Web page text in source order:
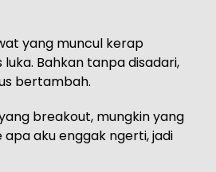
yang muncul kerap
Bahkan tanpa disadari,
bertambah.
breakout, mungkin yang
aku enggak ngerti, jadi